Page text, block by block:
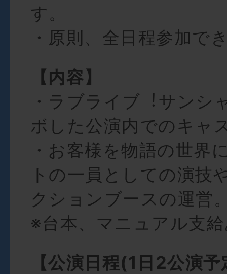
す。
・原則、全⽇程参加で
【内容】
・ラブライブ︕サンシ
ボした公演内でのキャ
・お客様を物語の世界
トの⼀員としての演技
クションブースの運営
※台本、マニュアル⽀
【公演⽇程(1⽇2公演